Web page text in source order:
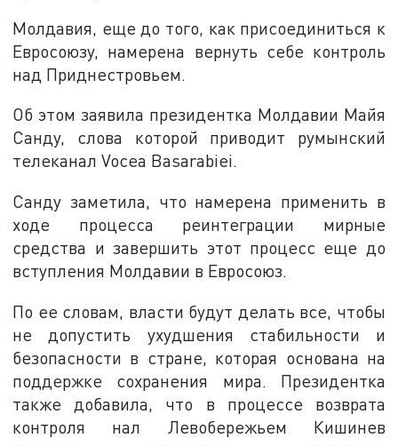
Молдавия, еще до того, как присоединиться к
Евросоюзу, намерена вернуть себе контроль
над Приднестровьем.
Об этом заявила президентка Молдавии Майя
Санду, слова которой приводит румынский
телеканал Vocea Basarabiei.
Санду заметила, что намерена применить в
ходе процесса реинтеграции мирные
средства и завершить этот процесс еще до
вступления Молдавии в Евросоюз.
По ее словам, власти будут делать все, чтобы
не допустить ухудшения стабильности и
безопасности в стране, которая основана на
поддержке сохранения мира. Президентка
также добавила, что в процессе возврата
контроля нал Левобережьем Кишинев